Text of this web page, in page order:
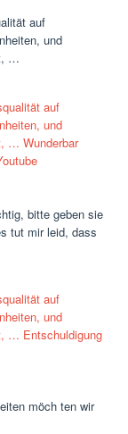
auf
und
…
bitte geben sie
tut mir leid, dass
möch ten wir